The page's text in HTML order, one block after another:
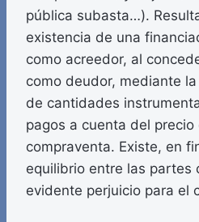
pública subasta…).
existencia de una
como acreedor, al
como deudor, mediante
de cantidades
pagos a cuenta del
compraventa. Existe, en
equilibrio entre las partes
evidente perjuicio para el